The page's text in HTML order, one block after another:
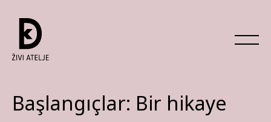
Başlangıçlar: Bir hikaye